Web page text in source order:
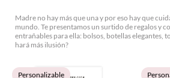
Madre no hay más que una y por eso hay que
mundo. Te presentamos un surtido de regalos y
entrañables para ella: bolsos, botellas elegantes,
hará más ilusión?
Personalizable